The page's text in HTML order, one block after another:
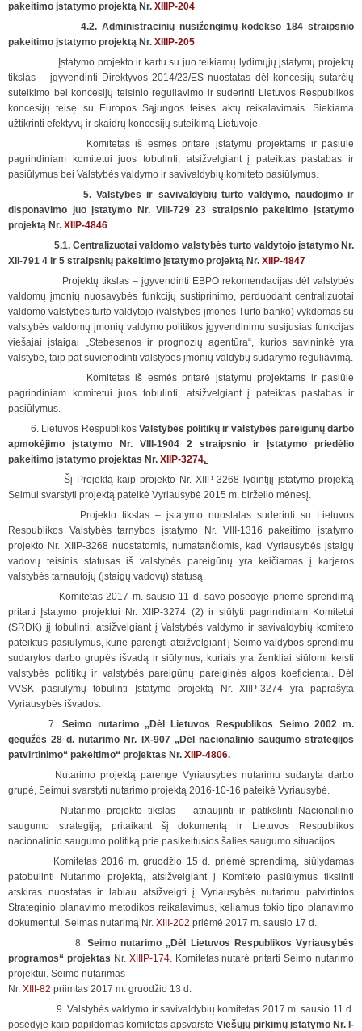
pakeitimo įstatymo projektą Nr. XIIIP-204
4.2. Administracinių nusižengimų kodekso 184 straipsnio
pakeitimo įstatymo projektą Nr. XIIIP-205
Įstatymo projekto ir kartu su juo teikiamų lydimųjų įstatymų projektų
tikslas – įgyvendinti Direktyvos 2014/23/ES nuostatas dėl koncesijų sutarčių
suteikimo bei koncesijų teisinio reguliavimo ir suderinti Lietuvos Respublikos
koncesijų teisę su Europos Sąjungos teisės aktų reikalavimais. Siekiama
užtikrinti efektyvų ir skaidrų koncesijų suteikimą Lietuvoje.
Komitetas iš esmės pritarė įstatymų projektams ir pasiūlė
pagrindiniam komitetui juos tobulinti, atsižvelgiant į pateiktas pastabas ir
pasiūlymus bei Valstybės valdymo ir savivaldybių komiteto pasiūlymus.
5. Valstybės ir savivaldybių turto valdymo, naudojimo ir
disponavimo juo įstatymo Nr. VIII-729 23 straipsnio pakeitimo įstatymo
projektą Nr. XIIP-4846
5.1. Centralizuotai valdomo valstybės turto valdytojo įstatymo Nr.
XII-791 4 ir 5 straipsnių pakeitimo įstatymo projektą Nr. XIIP-4847
Projektų tikslas – įgyvendinti EBPO rekomendacijas dėl valstybės
valdomų įmonių nuosavybės funkcijų sustiprinimo, perduodant centralizuotai
valdomo valstybės turto valdytojo (valstybės įmonės Turto banko) vykdomas su
valstybės valdomų įmonių valdymo politikos įgyvendinimu susijusias funkcijas
viešajai įstaigai „Stebėsenos ir prognozių agentūra“, kurios savininkė yra
valstybė, taip pat suvienodinti valstybės įmonių valdybų sudarymo reguliavimą.
Komitetas iš esmės pritarė įstatymų projektams ir pasiūlė
pagrindiniam komitetui juos tobulinti, atsižvelgiant į pateiktas pastabas ir
pasiūlymus.
6. Lietuvos Respublikos Valstybės politikų ir valstybės pareigūnų darbo
apmokėjimo įstatymo Nr. VIII-1904 2 straipsnio ir Įstatymo priedėlio
pakeitimo įstatymo projektas Nr. XIIP-3274.
Šį Projektą kaip projekto Nr. XIIP-3268 lydintįjį įstatymo projektą
Seimui svarstyti projektą pateikė Vyriausybė 2015 m. birželio mėnesį.
Projekto tikslas – įstatymo nuostatas suderinti su Lietuvos
Respublikos Valstybės tarnybos įstatymo Nr. VIII-1316 pakeitimo įstatymo
projekto Nr. XIIP-3268 nuostatomis, numatančiomis, kad Vyriausybės įstaigų
vadovų teisinis statusas iš valstybės pareigūnų yra keičiamas į karjeros
valstybės tarnautojų (įstaigų vadovų) statusą.
Komitetas 2017 m. sausio 11 d. savo posėdyje priėmė sprendimą
pritarti Įstatymo projektui Nr. XIIP-3274 (2) ir siūlyti pagrindiniam Komitetui
(SRDK) jį tobulinti, atsižvelgiant į Valstybės valdymo ir savivaldybių komiteto
pateiktus pasiūlymus, kurie parengti atsižvelgiant į Seimo valdybos sprendimu
sudarytos darbo grupės išvadą ir siūlymus, kuriais yra ženkliai siūlomi keisti
valstybės politikų ir valstybės pareigūnų pareiginės algos koeficientai. Dėl
VVSK pasiūlymų tobulinti Įstatymo projektą Nr. XIIP-3274 yra paprašyta
Vyriausybės išvados.
7. Seimo nutarimo „Dėl Lietuvos Respublikos Seimo 2002 m.
gegužės 28 d. nutarimo Nr. IX-907 „Dėl nacionalinio saugumo strategijos
patvirtinimo“ pakeitimo“ projektas Nr. XIIP-4806.
Nutarimo projektą parengė Vyriausybės nutarimu sudaryta darbo
grupė, Seimui svarstyti nutarimo projektą 2016-10-16 pateikė Vyriausybė.
Nutarimo projekto tikslas – atnaujinti ir patikslinti Nacionalinio
saugumo strategiją, pritaikant šį dokumentą ir Lietuvos Respublikos
nacionalinio saugumo politiką prie pasikeitusios šalies saugumo situacijos.
Komitetas 2016 m. gruodžio 15 d. priėmė sprendimą, siūlydamas
patobulinti Nutarimo projektą, atsižvelgiant į Komiteto pasiūlymus tikslinti
atskiras nuostatas ir labiau atsižvelgti į Vyriausybės nutarimu patvirtintos
Strateginio planavimo metodikos reikalavimus, keliamus tokio tipo planavimo
dokumentui. Seimas nutarimą Nr. XIII-202 priėmė 2017 m. sausio 17 d.
8. Seimo nutarimo „Dėl Lietuvos Respublikos Vyriausybės
programos“ projektas Nr. XIIIP-174. Komitetas nutarė pritarti Seimo nutarimo
projektui. Seimo nutarimas
Nr. XIII-82 priimtas 2017 m. gruodžio 13 d.
9. Valstybės valdymo ir savivaldybių komitetas 2017 m. sausio 11 d.
posėdyje kaip papildomas komitetas apsvarstė Viešųjų pirkimų įstatymo Nr. I-